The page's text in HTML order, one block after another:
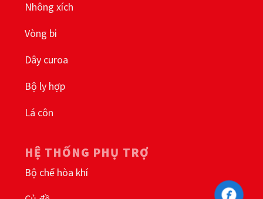
Nhông xích
Vòng bi
Dây curoa
Bộ ly hợp
Lá côn
HỆ THỐNG PHỤ TRỢ
Bộ chế hòa khí